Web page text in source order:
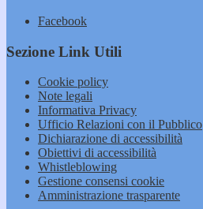
Facebook
Sezione Link Utili
Cookie policy
Note legali
Informativa Privacy
Ufficio Relazioni con il Pubblico
Dichiarazione di accessibilità
Obiettivi di accessibilità
Whistleblowing
Gestione consensi cookie
Amministrazione trasparente